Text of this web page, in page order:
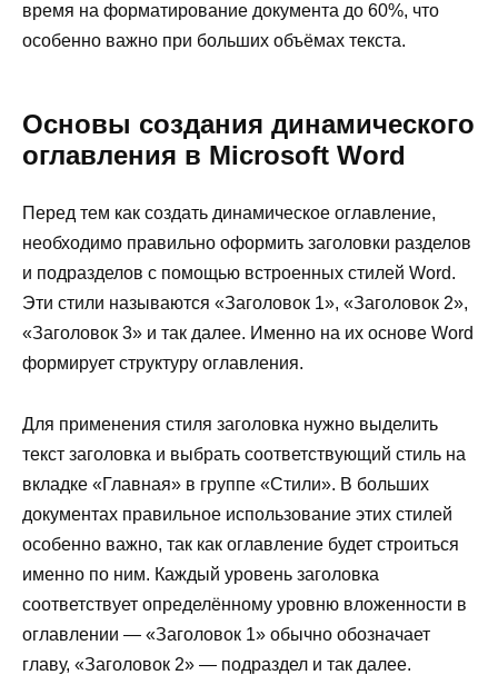
время на форматирование документа до 60%, что
особенно важно при больших объёмах текста.
Основы создания динамического
оглавления в Microsoft Word
Перед тем как создать динамическое оглавление,
необходимо правильно оформить заголовки разделов
и подразделов с помощью встроенных стилей Word.
Эти стили называются «Заголовок 1», «Заголовок 2»,
«Заголовок 3» и так далее. Именно на их основе Word
формирует структуру оглавления.
Для применения стиля заголовка нужно выделить
текст заголовка и выбрать соответствующий стиль на
вкладке «Главная» в группе «Стили». В больших
документах правильное использование этих стилей
особенно важно, так как оглавление будет строиться
именно по ним. Каждый уровень заголовка
соответствует определённому уровню вложенности в
оглавлении — «Заголовок 1» обычно обозначает
главу, «Заголовок 2» — подраздел и так далее.